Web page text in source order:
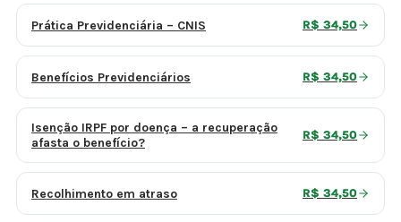
Prática Previdenciária – CNIS R$ 34,50
Benefícios Previdenciários R$ 34,50
Isenção IRPF por doença – a recuperação
afasta o benefício?
R$ 34,50
Recolhimento em atraso R$ 34,50